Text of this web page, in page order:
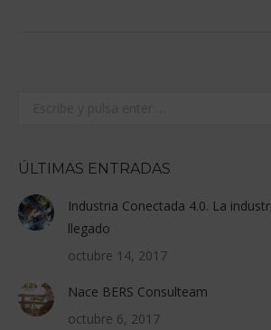
ÚLTIMAS ENTRADAS
Industria Conectada 4.0. La
llegado
octubre 14, 2017
Nace BERS Consulteam
octubre 6, 2017